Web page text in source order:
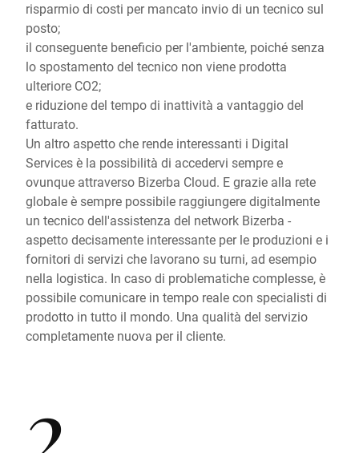
risparmio di costi per mancato invio di un tecnico sul
posto;
il conseguente beneficio per l'ambiente, poiché senza
lo spostamento del tecnico non viene prodotta
ulteriore CO2;
e riduzione del tempo di inattività a vantaggio del
fatturato.
Un altro aspetto che rende interessanti i Digital
Services è la possibilità di accedervi sempre e
ovunque attraverso Bizerba Cloud. E grazie alla rete
globale è sempre possibile raggiungere digitalmente
un tecnico dell'assistenza del network Bizerba -
aspetto decisamente interessante per le produzioni e i
fornitori di servizi che lavorano su turni, ad esempio
nella logistica. In caso di problematiche complesse, è
possibile comunicare in tempo reale con specialisti di
prodotto in tutto il mondo. Una qualità del servizio
completamente nuova per il cliente.
2